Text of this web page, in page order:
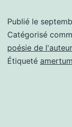
Publié le
Catégorisé
poésie de
Étiqueté